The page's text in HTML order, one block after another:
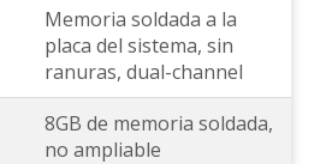
Memoria soldada a la
placa del sistema, sin
ranuras, dual-channel
8GB de memoria soldada,
no ampliable